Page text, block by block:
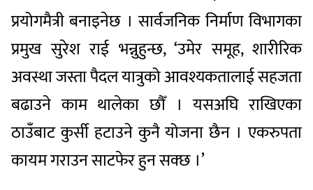
प्रयोगमैत्री बनाइनेछ । सार्वजनिक निर्माण विभागका
प्रमुख सुरेश राई भन्नुहुन्छ, ‘उमेर समूह, शारीरिक
अवस्था जस्ता पैदल यात्रुको आवश्यकतालाई सहजता
बढाउने काम थालेका छौँ । यसअघि राखिएका
ठाउँबाट कुर्सी हटाउने कुनै योजना छैन । एकरुपता
कायम गराउन साटफेर हुन सक्छ ।’